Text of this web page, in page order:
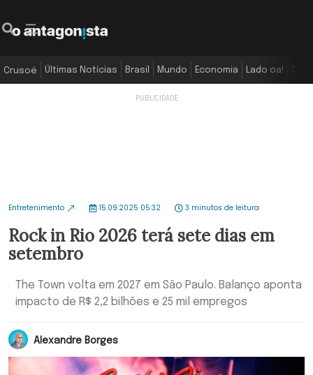
Crusoé Últimas Notícias Brasil Mundo Economia Lado oa!
Entretenimento 15.09.2025 05:32 3 minutos de leitura
Rock in Rio 2026 terá sete dias em
setembro
The Town volta em 2027 em São Paulo. Balanço aponta
impacto de R$ 2,2 bilhões e 25 mil empregos
Alexandre Borges